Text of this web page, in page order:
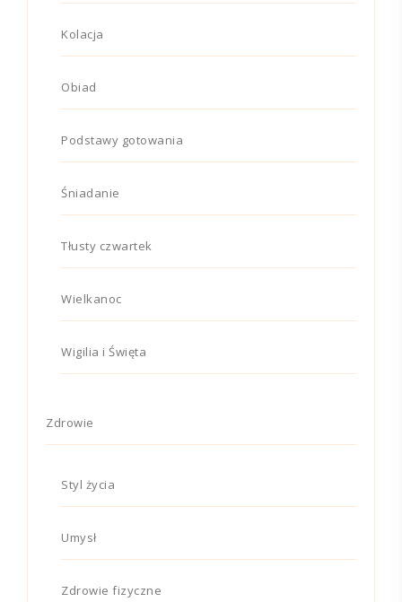
Kolacja
Obiad
Podstawy gotowania
Śniadanie
Tłusty czwartek
Wielkanoc
Wigilia i Święta
Zdrowie
Styl życia
Umysł
Zdrowie fizyczne